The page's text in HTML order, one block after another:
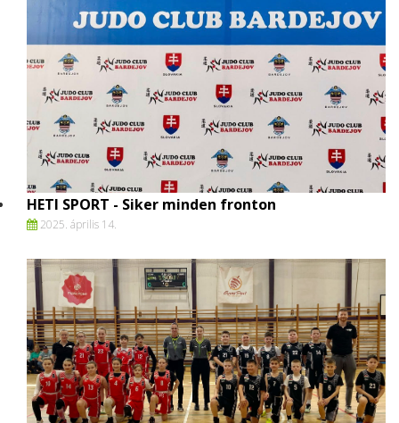
HETI SPORT - Siker minden fronton
2025. április 14.